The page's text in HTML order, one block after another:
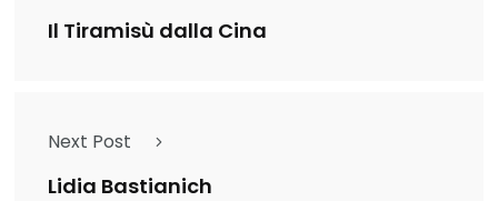
Il Tiramisù dalla Cina
Next Post
Lidia Bastianich